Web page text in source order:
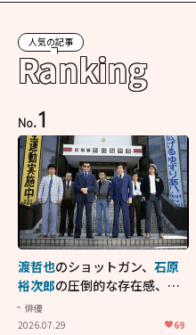
人気の記事
Ranking
No.1
渡哲也のショットガン、 石原
裕次郎の圧倒的な存在感、 舘
ひろし
ン！"大門軍団"のカッコよさ
俳優
2026.07.29
69